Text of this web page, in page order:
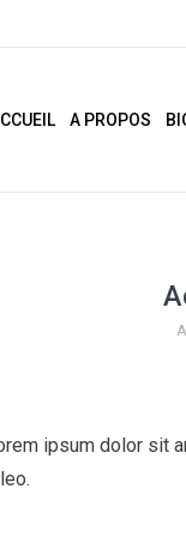
A PROPOS
ipsum dolor sit